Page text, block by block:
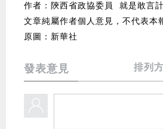
作者：陝西省政協委員 就是敢言
文章純屬作者個人意見，不代表本
原圖：新華社
發表意見 排列